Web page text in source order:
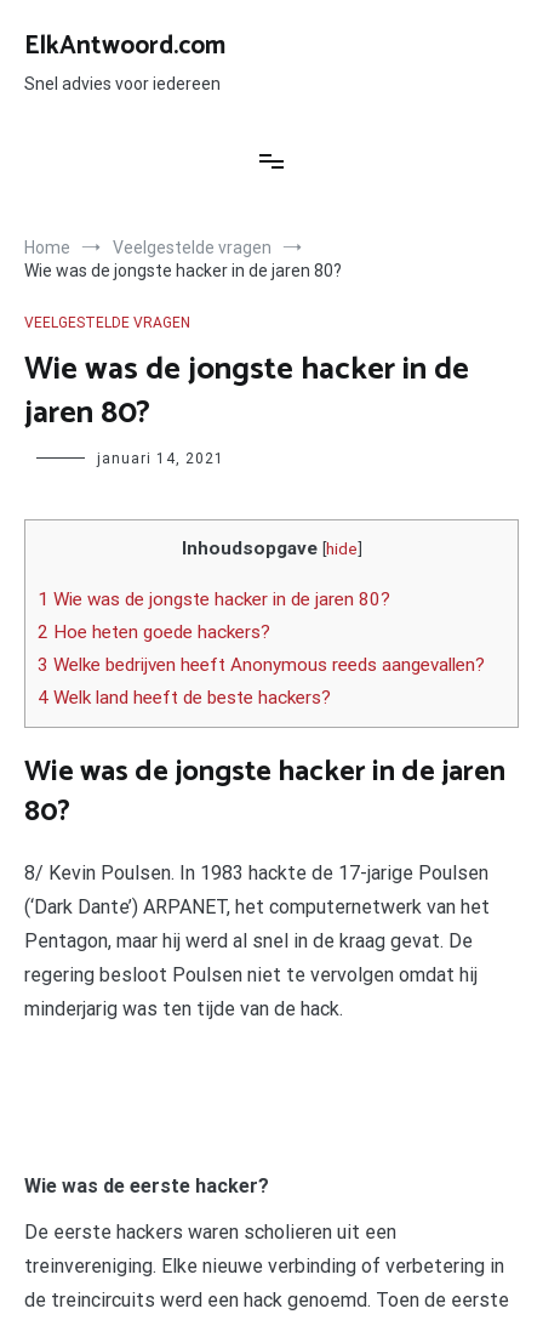
naar
inhoud
ElkAntwoord.com
Snel advies voor iedereen
Home
Veelgestelde vragen
Wie was de jongste hacker in de jaren 80?
VEELGESTELDE VRAGEN
Wie was de jongste hacker in de
jaren 80?
Author januari 14, 2021
Inhoudsopgave [hide]
1 Wie was de jongste hacker in de jaren 80?
2 Hoe heten goede hackers?
3 Welke bedrijven heeft Anonymous reeds aangevallen?
4 Welk land heeft de beste hackers?
Wie was de jongste hacker in de jaren
80?
8/ Kevin Poulsen. In 1983 hackte de 17-jarige Poulsen
(‘Dark Dante’) ARPANET, het computernetwerk van het
Pentagon, maar hij werd al snel in de kraag gevat. De
regering besloot Poulsen niet te vervolgen omdat hij
minderjarig was ten tijde van de hack.
Wie was de eerste hacker?
De eerste hackers waren scholieren uit een
treinvereniging. Elke nieuwe verbinding of verbetering in
de treincircuits werd een hack genoemd. Toen de eerste